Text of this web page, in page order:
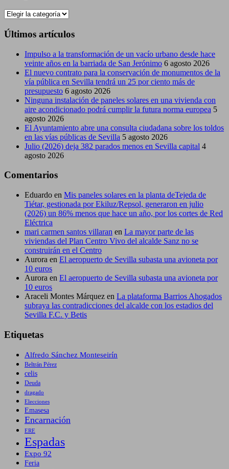
Categorias
Últimos artículos
Impulso a la transformación de un vacío urbano desde hace
veinte años en la barriada de San Jerónimo 6 agosto 2026
El nuevo contrato para la conservación de monumentos de la
vía pública en Sevilla tendrá un 25 por ciento más de
presupuesto 6 agosto 2026
Ninguna instalación de paneles solares en una vivienda con
aire acondicionado podrá cumplir la futura norma europea 5
agosto 2026
El Ayuntamiento abre una consulta ciudadana sobre los toldos
en las vías públicas de Sevilla 5 agosto 2026
Julio (2026) deja 382 parados menos en Sevilla capital 4
agosto 2026
Comentarios
Eduardo en Mis paneles solares en la planta deTejeda de
Tiétar, gestionada por Ekiluz/Repsol, generaron en julio
(2026) un 86% menos que hace un año, por los cortes de Red
Eléctrica
mari carmen santos villaran en La mayor parte de las
viviendas del Plan Centro Vivo del alcalde Sanz no se
construirán en el Centro
Aurora en El aeropuerto de Sevilla subasta una avioneta por
10 euros
Aurora en El aeropuerto de Sevilla subasta una avioneta por
10 euros
Araceli Montes Márquez en La plataforma Barrios Ahogados
subraya las contradicciones del alcalde con los estadios del
Sevilla F.C. y Betis
Etiquetas
Alfredo Sánchez Monteseirín
Beltrán Pérez
celis
Deuda
dragado
Elecciones
Emasesa
Encarnación
ERE
Espadas
Expo 92
Feria